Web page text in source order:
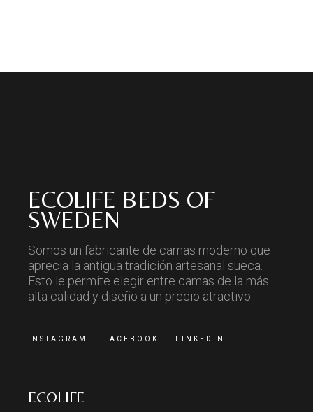
ECOLIFE BEDS OF
SWEDEN
Somos un fabricante de camas moderno que
aprecia la antigua tradición artesanal sueca.
Esto le permite elegir entre camas de la más
alta calidad y diseño a un precio atractivo.
INSTAGRAM FACEBOOK LINKEDIN
ECOLIFE